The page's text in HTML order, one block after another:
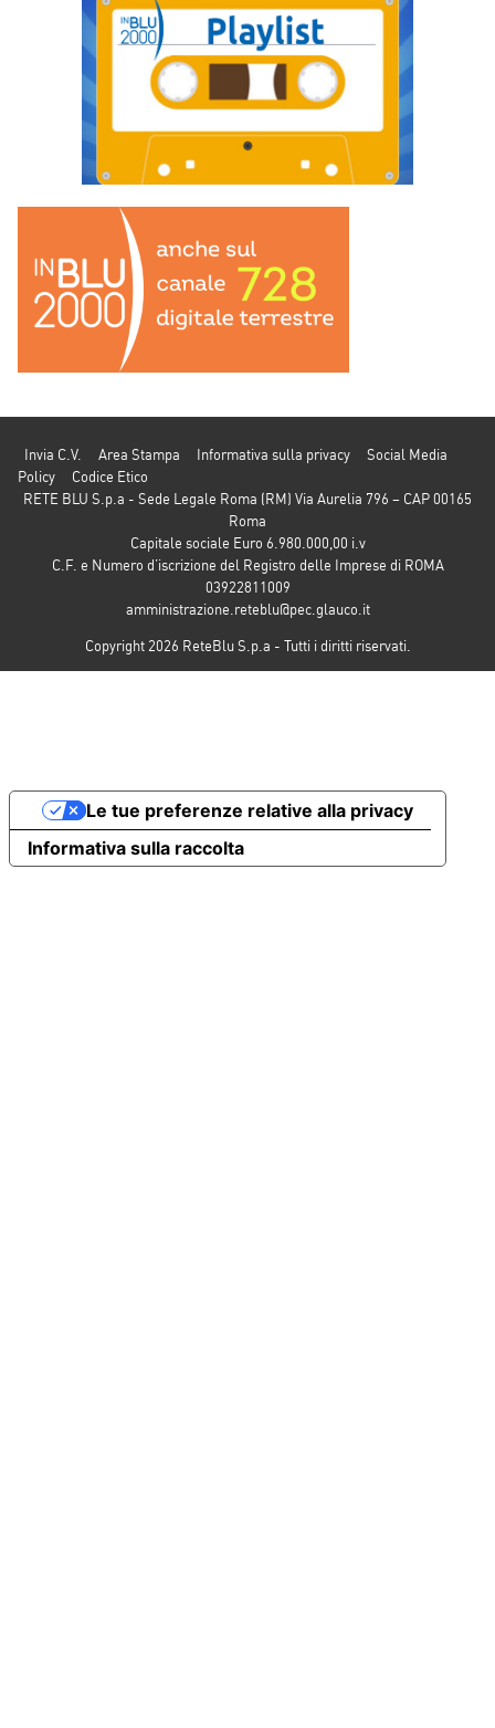
Invia C.V. Area Stampa Informativa sulla privacy
Social Media
Policy
Codice Etico
RETE BLU S.p.a - Sede Legale Roma (RM) Via Aurelia 796 – CAP 00165
Roma
Capitale sociale Euro 6.980.000,00 i.v
C.F. e Numero d’iscrizione del Registro delle Imprese di ROMA
03922811009
amministrazione.reteblu@pec.glauco.it
Copyright 2026 ReteBlu S.p.a - Tutti i diritti riservati.
Informativa sulla raccolta
Le tue preferenze relative alla privacy